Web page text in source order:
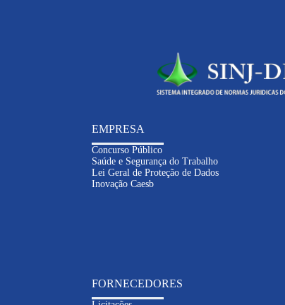
EMPRESA
Concurso Público
Saúde e Segurança do Trabalho
Lei Geral de Proteção de Dados
Inovação Caesb
FORNECEDORES